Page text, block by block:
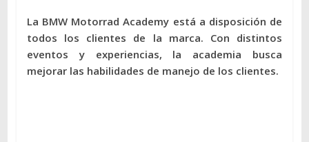
La BMW Motorrad Academy está a disposición de
todos los clientes de la marca. Con distintos
eventos y experiencias, la academia busca
mejorar las habilidades de manejo de los clientes.